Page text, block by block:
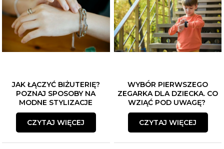
JAK ŁĄCZYĆ BIŻUTERIĘ?
POZNAJ SPOSOBY NA
MODNE STYLIZACJE
CZYTAJ WIĘCEJ
WYBÓR PIERWSZEGO
ZEGARKA DLA DZIECKA. CO
WZIĄĆ POD UWAGĘ?
CZYTAJ WIĘCEJ